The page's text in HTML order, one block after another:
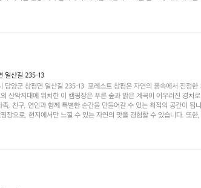
이곳의 장점은 또 다른 캠핑의 매력인 바베큐 파티를 즐길 수 있는 공간
또한, 하이글루 인근에는 다양한 트레킹 코스와 자전거 도로가 있어 아
여행을 더욱 특별하게 만들어 줄 것입니다.  인기 정도: ★★★★★
일산길 235-13
담양군 창평면 일산길 235-13  포레스트 창평은 자연의 품속에서 진정
산악지대에 위치한 이 캠핑장은 푸른 숲과 맑은 계곡이 어우러진 경치
, 친구, 연인과 함께 특별한 순간을 만들어갈 수 있는 최적의 공간이 됩
장으로, 현지에서만 느낄 수 있는 자연의 맛을 경험할 수 있습니다. 또
누릴 수 있도록 만들어졌습니다. 저녁에는 별빛 아래에서 바베큐 파티를
합니다.  이곳은 자연과의 완벽한 조화를 이루며, 다채로운 야외 활동을
을 사랑하는 모든 이들에게 꼭 한번 경험해봐야 할 장소로 자리잡았